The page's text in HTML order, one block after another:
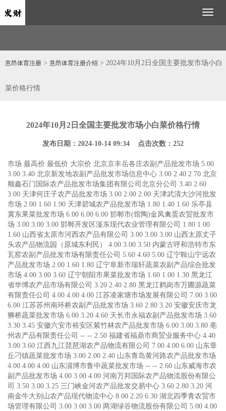
意昂体育注册 > 意昂体育注册介绍 > 2024年10月2日全国主要批发市场小白
菜价格行情
2024年10月2日全国主要批发市场小白菜价格行情
发布日期：2024-10-14 09:34 点击次数：252
市场 最高价 最低价 大宗价 北京京丰岳各庄农副产品批发市场 5.00
3.00 3.40 北京新发地农副产品批发市场信息中心 3.00 2.40 2.70 北京
顺鑫石门国际农产品批发市场集团有限公司北京分公司 3.40 2.60
3.00 天津何庄子农产品批发市场 3.00 2.00 2.00 天津武清大沙河批发
市场 2.00 1.60 1.90 天津碧城农产品批发市场 1.80 1.40 1.60 乐亭县
冀东果菜批发市场 6.00 6.00 6.00 邯郸市(馆陶)金凤禽蛋农贸批发市
场 3.00 3.00 3.00 邯郸开发区滏东现代农业管理有限公司 1.80 1.00
1.60 山西省太原市河西农产品有限公司 3.00 3.00 3.00 山西太原丈子
头农产品物流园（原城东利民） 4.00 3.00 3.50 内蒙古呼和浩特市东
瓦窑农副产品批发市场有限责任公司 5.60 4.60 5.00 辽宁鞍山宁远农
产品批发市场 2.00 1.60 1.80 辽宁阜新市瑞轩蔬菜农副产品综合批发
市场 4.00 3.00 3.60 辽宁朝阳市果菜批发市场 1.60 1.00 1.30 黑龙江
省华博农产品市场有限公司 3.20 2.40 2.80 黑龙江鹤岗市万圃源蔬菜
有限责任公司 4.00 4.00 4.00 江苏凌家塘市场发展有限公司 7.00 3.00
6.00 江苏苏州南环桥农副产品批发市场 3.60 2.80 3.20 安徽安庆市龙
狮桥蔬菜批发市场 6.00 3.20 4.60 天长市永福农副产品批发市场 3.60
3.30 3.45 安徽六安市裕安区紫竹林农产品批发市场 6.00 3.00 3.80 亳
州农产品有限责任公司 -- -- 2.50 福建省福鼎市商贸业服务中心 4.40
3.00 3.60 江西九江琵琶湖农产品物流有限公司 7.00 4.00 6.00 山东章
丘刁镇蔬菜批发市场 3.00 2.00 2.40 山东青岛黄河路农产品批发市场
4.00 4.00 4.00 山东淄博市鲁中蔬菜批发市场 -- -- 2.60 山东威海市农
副产品批发市场 4.00 3.00 4.00 河南万邦国际农产品物流股份有限公
司 3.50 3.00 3.25 三门峡金河农产品批发交易中心 3.60 2.80 3.20 河
南金牛大别山农产品现代物流中心 8.00 2.20 6.30 湖北四季青农贸市
场管理有限公司 3.00 3.00 3.00 两湖绿谷物流股份有限公司 5.00 4.00